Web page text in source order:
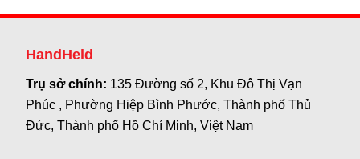
HandHeld
Trụ sở chính: 135 Đường số 2, Khu Đô Thị Vạn
Phúc , Phường Hiệp Bình Phước, Thành phố Thủ
Đức, Thành phố Hồ Chí Minh, Việt Nam